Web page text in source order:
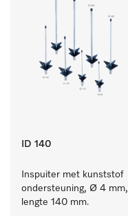
ID 140
Inspuiter met kunststof
ondersteuning, Ø 4 mm,
lengte 140 mm.